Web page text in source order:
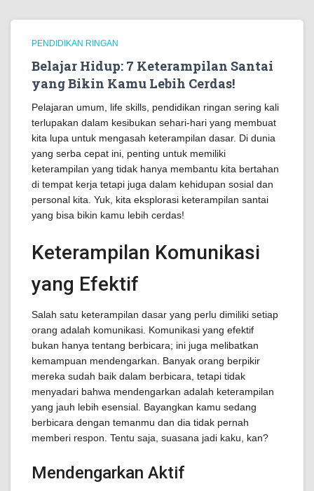
PENDIDIKAN RINGAN
Belajar Hidup: 7 Keterampilan Santai
yang Bikin Kamu Lebih Cerdas!
Pelajaran umum, life skills, pendidikan ringan sering kali
terlupakan dalam kesibukan sehari-hari yang membuat
kita lupa untuk mengasah keterampilan dasar. Di dunia
yang serba cepat ini, penting untuk memiliki
keterampilan yang tidak hanya membantu kita bertahan
di tempat kerja tetapi juga dalam kehidupan sosial dan
personal kita. Yuk, kita eksplorasi keterampilan santai
yang bisa bikin kamu lebih cerdas!
Keterampilan Komunikasi
yang Efektif
Salah satu keterampilan dasar yang perlu dimiliki setiap
orang adalah komunikasi. Komunikasi yang efektif
bukan hanya tentang berbicara; ini juga melibatkan
kemampuan mendengarkan. Banyak orang berpikir
mereka sudah baik dalam berbicara, tetapi tidak
menyadari bahwa mendengarkan adalah keterampilan
yang jauh lebih esensial. Bayangkan kamu sedang
berbicara dengan temanmu dan dia tidak pernah
memberi respon. Tentu saja, suasana jadi kaku, kan?
Mendengarkan Aktif